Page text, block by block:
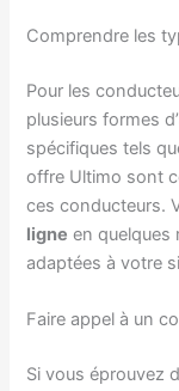
Comprendre les
Pour les
plusieurs formes d’
spécifiques tels
offre Ultimo sont
ces conducteurs.
ligne en quelques
adaptées à votre
Faire appel à un
Si vous éprouvez